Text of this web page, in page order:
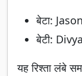
बेटा:
बेटी:
यह रिश्ता लंबे